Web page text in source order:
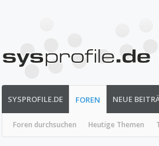
SYSPROFILE.DE FOREN
Foren durchsuchen Heutige Themen
NEUE